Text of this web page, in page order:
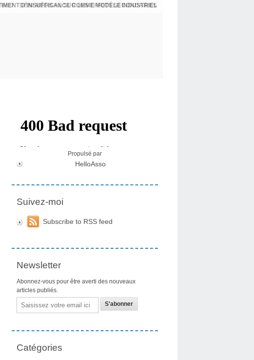
D'INSUFFISANCE COMME MODÈLE INDUSTRIEL
DÉNI MÉDICAL SUR LES EFFETS SECONDAIRES
Propulsé par
HelloAsso
Suivez-moi
Subscribe to RSS feed
Newsletter
Abonnez-vous pour être averti des nouveaux
articles publiés.
Email
Catégories